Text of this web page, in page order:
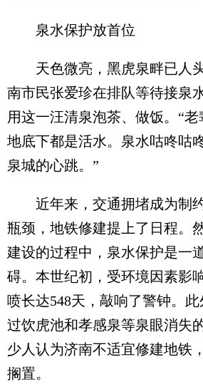
泉水保护放首位
天色微亮，黑虎泉畔已人
南市民张爱珍在排队等待接泉
用这一汪清泉泡茶、做饭。“
地底下都是活水。泉水咕咚咕
泉城的心跳。”
近年来，交通拥堵成为制
瓶颈，地铁修建提上了日程。
建设的过程中，泉水保护是一
碍。本世纪初，受环境因素影
喷长达548天，敲响了警钟。
过饮虎池和孝感泉等泉眼消失
少人认为济南不适宜修建地铁
搁置。